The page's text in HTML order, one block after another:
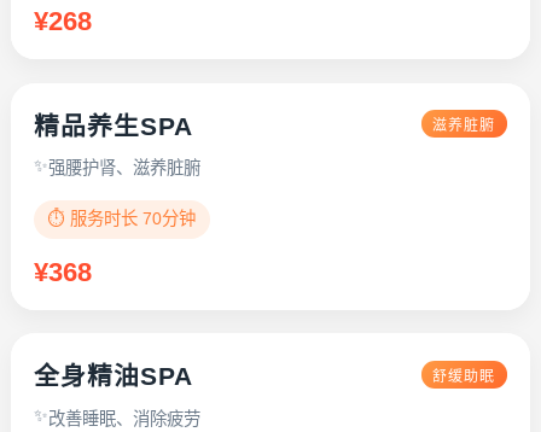
¥268
精品养生SPA 滋养脏腑
强腰护肾、滋养脏腑
⏱️ 服务时长 70分钟
¥368
全身精油SPA 舒缓助眠
改善睡眠、消除疲劳